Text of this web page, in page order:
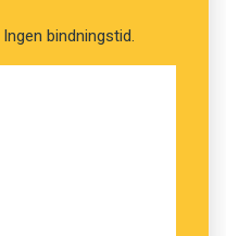
bindningstid.